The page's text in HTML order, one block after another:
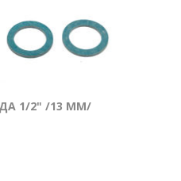
1/2" /13 ММ/